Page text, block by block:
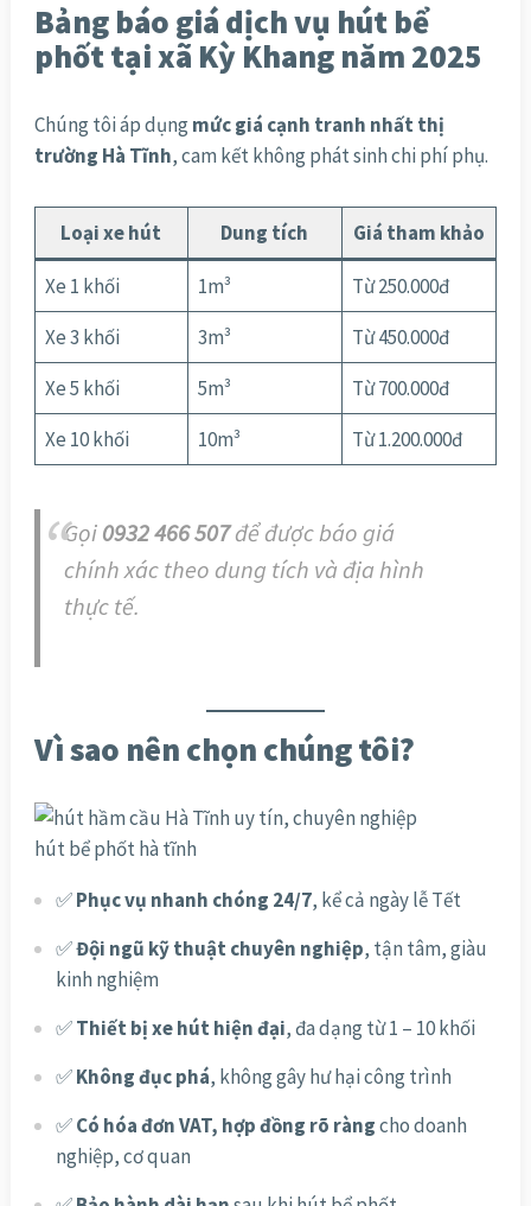
Bảng báo giá dịch vụ hút bể
phốt tại xã Kỳ Khang năm 2025
Chúng tôi áp dụng mức giá cạnh tranh nhất thị
trường Hà Tĩnh, cam kết không phát sinh chi phí phụ.
Loại xe hút Dung tích Giá tham khảo
Xe 1 khối 1m³
Từ 250.000đ
Xe 3 khối
3m³
Từ 450.000đ
Xe 5 khối
5m³
Từ 700.000đ
Xe 10 khối
10m³ Từ 1.200.000đ
Gọi0932 466 507để được báo giá
chính xác theo dung tích và địa hình
thực tế.
Vì sao nên chọn chúng tôi?
hút bể phốt hà tĩnh
✅Phục vụ nhanh chóng 24/7, kể cả ngày lễ Tết
✅Đội ngũ kỹ thuật chuyên nghiệp, tận tâm, giàu
kinh nghiệm
✅Thiết bị xe hút hiện đại, đa dạng từ 1 – 10 khối
✅Không đục phá, không gây hư hại công trình
✅Có hóa đơn VAT, hợp đồng rõ ràngcho doanh
nghiệp, cơ quan